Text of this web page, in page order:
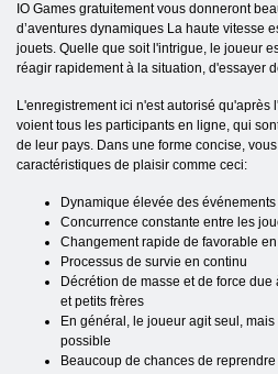
IO Games gratuitement vous donneront
d’aventures dynamiques La haute vitesse
jouets. Quelle que soit l'intrigue, le joueur
réagir rapidement à la situation, d'essayer
L'enregistrement ici n'est autorisé qu'après
voient tous les participants en ligne, qui
de leur pays. Dans une forme concise,
caractéristiques de plaisir comme ceci:
Dynamique élevée des événements
Concurrence constante entre les
Changement rapide de favorable
Processus de survie en continu
Décrétion de masse et de force
et petits frères
En général, le joueur agit seul,
possible
Beaucoup de chances de